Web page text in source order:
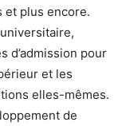
et plus encore.
d’admission pour
et les
elles-mêmes.
de